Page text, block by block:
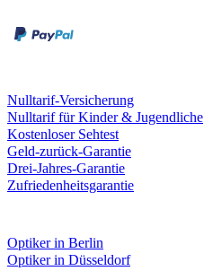
Nulltarif-Versicherung
Nulltarif für Kinder & Jugendliche
Kostenloser Sehtest
Geld-zurück-Garantie
Drei-Jahres-Garantie
Zufriedenheitsgarantie
Optiker in Berlin
Optiker in Düsseldorf